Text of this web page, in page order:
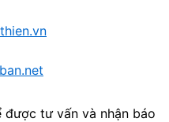
tư vấn và nhận báo